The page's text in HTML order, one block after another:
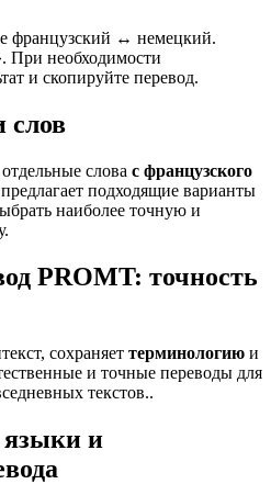
французский ↔ немецкий.
При необходимости
и скопируйте перевод.
слов
слова с французского
предлагает подходящие варианты
наиболее точную и
PROMT: точность
сохраняет терминологию и
и точные переводы для
текстов..
и